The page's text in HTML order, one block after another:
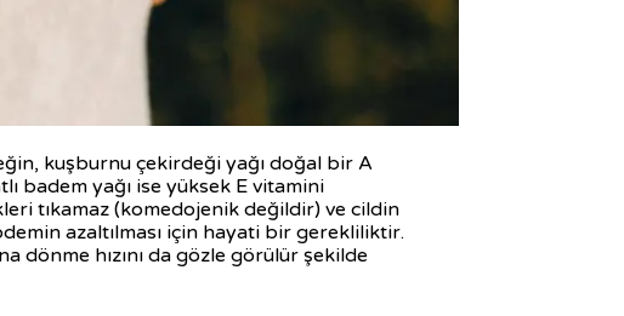
kuşburnu çekirdeği yağı doğal bir A
badem yağı ise yüksek E vitamini
tıkamaz (komedojenik değildir) ve cildin
azaltılması için hayati bir gerekliliktir.
dönme hızını da gözle görülür şekilde